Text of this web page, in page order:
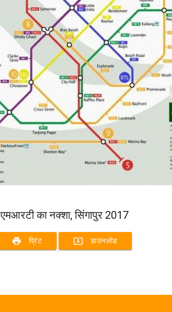
एमआरटी का नक्शा, सिंगापुर 2017
print प्रिंट system_update_alt डाउनलोड